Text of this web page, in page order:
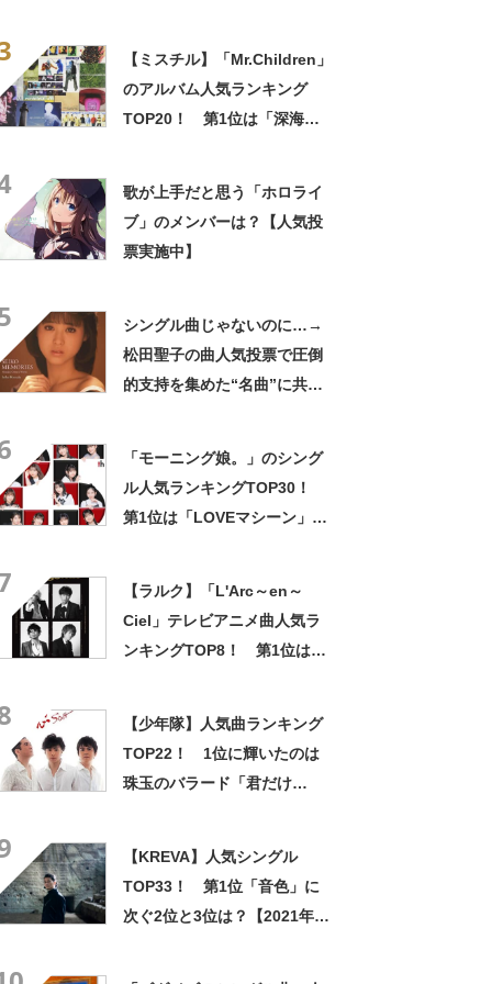
【ミスチル】「Mr.Children」
のアルバム人気ランキング
TOP20！ 第1位は「深海」
歌が上手だと思う「ホロライ
ブ」のメンバーは？【人気投
票実施中】
シングル曲じゃないのに…→
松田聖子の曲人気投票で圧倒
的支持を集めた“名曲”に共感
「モーニング娘。」のシング
ル人気ランキングTOP30！
第1位は「LOVEマシーン」
【ラルク】「L'Arc～en～
Ciel」テレビアニメ曲人気ラ
ンキングTOP8！ 第1位は
【少年隊】人気曲ランキング
TOP22！ 1位に輝いたのは
珠玉のバラード「君だけ
【KREVA】人気シングル
TOP33！ 第1位「音色」に
次ぐ2位と3位は？【2021年最